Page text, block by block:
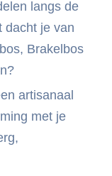
langs de
dacht je van
Brakelbos
artisanaal
met je